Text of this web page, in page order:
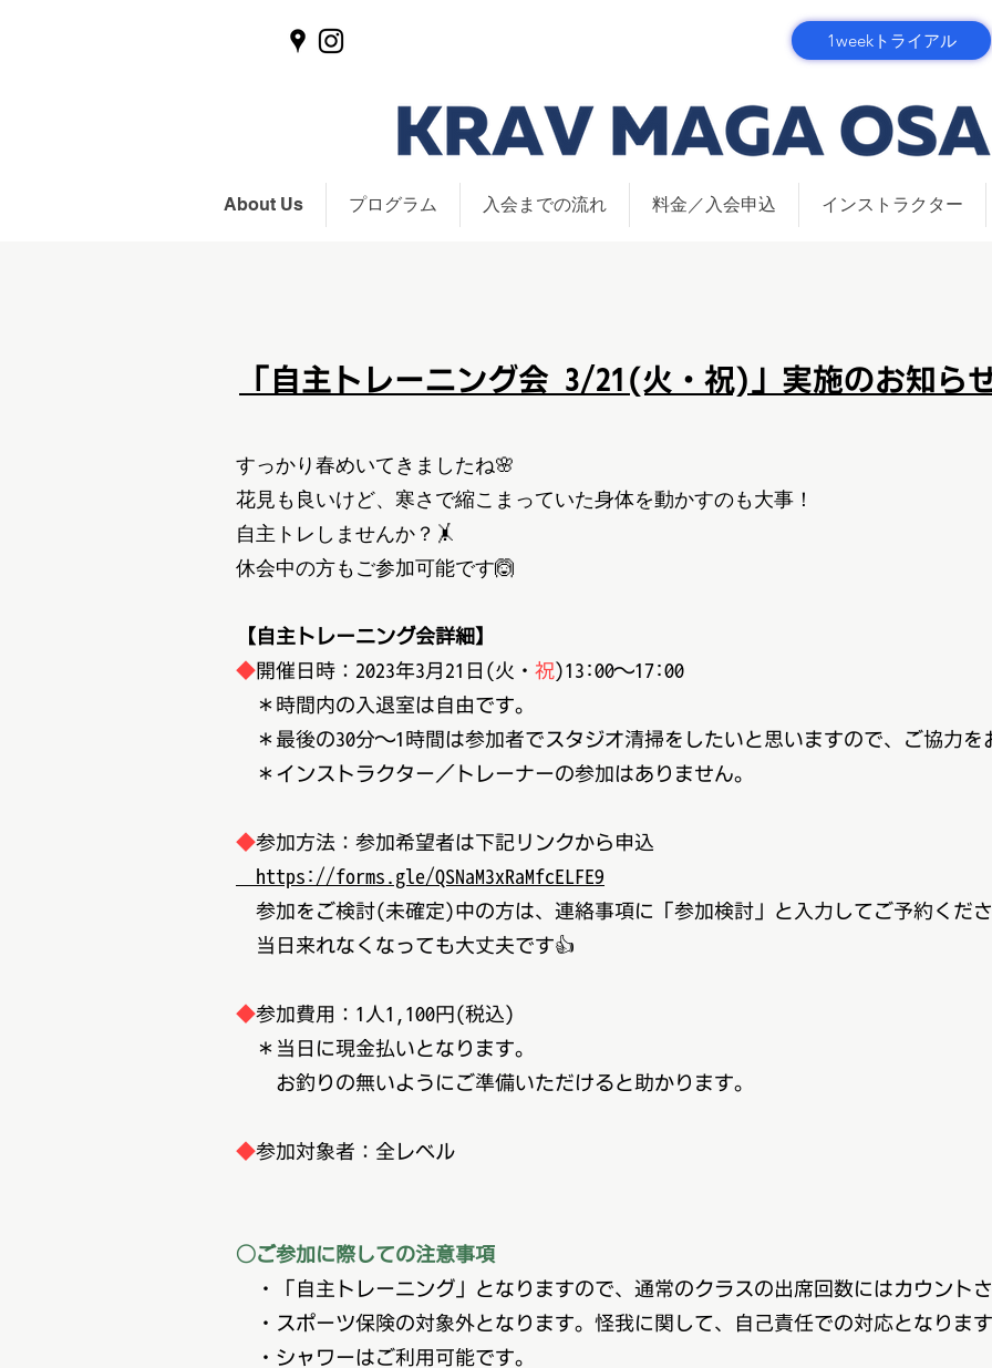
1weekトライアル
About Us プログラム 入会までの流れ 料金／入会申込 インストラクター
「自主トレーニング会 3/21(火・祝)」実施のお知ら
すっかり春めいてきましたね🌸
花見も良いけど、寒さで縮こまっていた身体を動かすのも大事！
自主トレしませんか？🤸
休会中の方もご参加可能です🙆
【自主トレーニング会詳細】
◆開催日時：2023年3月21日(火・ 祝)13:00〜17:00
＊時間内の入退室は自由です。
＊最後の30分～1時間は参加者でスタジオ清掃をしたいと思いますので、ご協力を
＊インストラクター／トレーナーの参加はありません。
◆参加方法：参加希望者は下記リンクから申込
https://forms.gle/QSNaM3xRaMfcELFE9
参加をご検討(未確定)中の方は、連絡事項に「参加検討」と入力してご予約くださ
当日来れなくなっても大丈夫です👍
◆参加費用：1人1,100円(税込)
＊当日に現金払いとなります。
お釣りの無いようにご準備いただけると助かります。
◆参加対象者：全レベル
○ご参加に際しての注意事項
・「自主トレーニング」となりますので、通常のクラスの出席回数にはカウントさ
・スポーツ保険の対象外となります。怪我に関して、自己責任での対応となります
・シャワーはご利用可能です。